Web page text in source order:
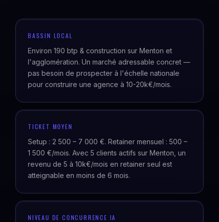
BASSIN LOCAL
Environ 190 btp & construction sur Menton et
l'agglomération. Un marché adressable concret —
pas besoin de prospecter à l'échelle nationale
pour construire une agence à 10-20k€/mois.
TICKET MOYEN
Setup : 2 500 – 7 000 €. Retainer mensuel : 500 –
1 500 €/mois. Avec 5 clients actifs sur Menton, un
revenu de 5 à 10k€/mois en retainer seul est
atteignable en moins de 6 mois.
NIVEAU DE CONCURRENCE IA